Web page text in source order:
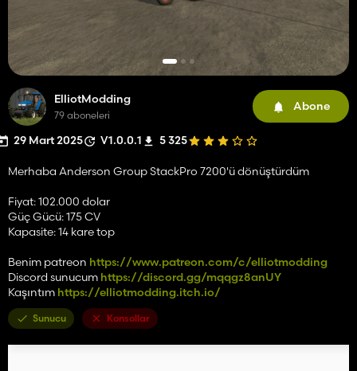
ElliotModding
79 aboneleri
Abone
29 Mart 2025 V1.0.0.1 5 325
Merhaba Anderson Group StackPro 7200'ü dönüştürdüm
Fiyat: 102.000 dolar
Güç Gücü: 175 CV
Kapasite: 14 kare top
Benim patreon https://www.patreon.com/c/elliotmodding
Discord sunucum https://discord.gg/mqqgz8anUY
Kaşıntım https://elliotmodding.itch.io/
Sunucu Konsollar